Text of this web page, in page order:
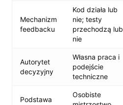
Mechanizm
feedbacku
Kod działa lub
nie; testy
przechodzą lub
nie
Autorytet
decyzyjny
Własna praca i
podejście
techniczne
Podstawa
Osobiste